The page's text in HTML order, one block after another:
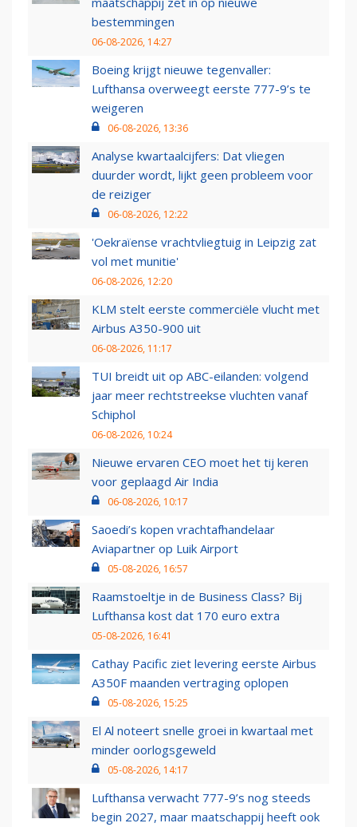
bestemmingen
06-08-2026, 14:27
Boeing krijgt nieuwe tegenvaller:
Lufthansa overweegt eerste 777-9’s te
weigeren
06-08-2026, 13:36
Analyse kwartaalcijfers: Dat vliegen
duurder wordt, lijkt geen probleem voor
de reiziger
06-08-2026, 12:22
'Oekraïense vrachtvliegtuig in Leipzig zat
vol met munitie'
06-08-2026, 12:20
KLM stelt eerste commerciële vlucht met
Airbus A350-900 uit
06-08-2026, 11:17
TUI breidt uit op ABC-eilanden: volgend
jaar meer rechtstreekse vluchten vanaf
Schiphol
06-08-2026, 10:24
Nieuwe ervaren CEO moet het tij keren
voor geplaagd Air India
06-08-2026, 10:17
Saoedi’s kopen vrachtafhandelaar
Aviapartner op Luik Airport
05-08-2026, 16:57
Raamstoeltje in de Business Class? Bij
Lufthansa kost dat 170 euro extra
05-08-2026, 16:41
Cathay Pacific ziet levering eerste Airbus
A350F maanden vertraging oplopen
05-08-2026, 15:25
El Al noteert snelle groei in kwartaal met
minder oorlogsgeweld
05-08-2026, 14:17
Lufthansa verwacht 777-9’s nog steeds
begin 2027, maar maatschappij heeft ook